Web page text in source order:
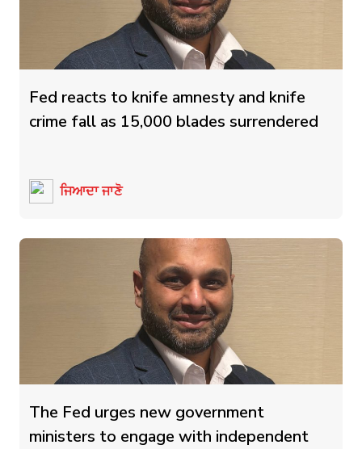
Fed reacts to knife amnesty and knife
crime fall as 15,000 blades surrendered
ਜਿਆਦਾ ਜਾਣੋ
The Fed urges new government
ministers to engage with independent